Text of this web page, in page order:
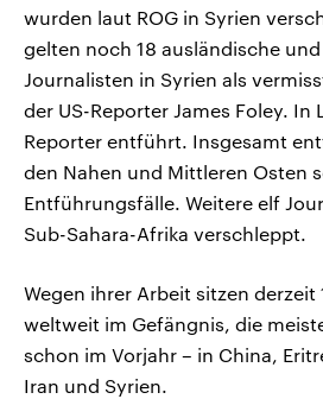
wurden laut ROG in Syrien
gelten noch 18 ausländische
Journalisten in Syrien als
der US-Reporter James Foley. In
Reporter entführt. Insgesamt
den Nahen und Mittleren Osten
Entführungsfälle. Weitere elf
Sub-Sahara-Afrika verschleppt.
Wegen ihrer Arbeit sitzen derzeit
weltweit im Gefängnis, die
schon im Vorjahr – in China,
Iran und Syrien.